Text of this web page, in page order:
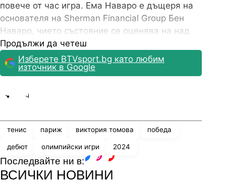
повече от час игра. Ема Наваро е дъщеря на
основателя на Sherman Financial Group Бен
Наваро, чието състояние се оценява на над
1.5 млрд. долара.
Продължи да четеш
Изберете BTVsport.bg като любим
източник в Google
тенис париж виктория томова победа
дебют олимпийски игри 2024
Последвайте ни в:
ВСИЧКИ НОВИНИ